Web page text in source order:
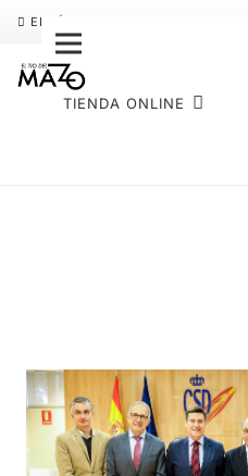
ENVÍO GRATIS
TIENDA ONLINE